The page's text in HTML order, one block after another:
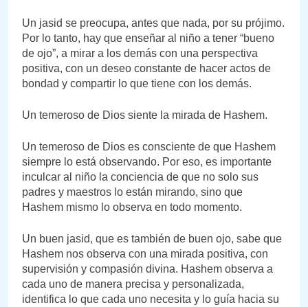
Un jasid se preocupa, antes que nada, por su prójimo.
Por lo tanto, hay que enseñar al niño a tener “bueno
de ojo”, a mirar a los demás con una perspectiva
positiva, con un deseo constante de hacer actos de
bondad y compartir lo que tiene con los demás.
Un temeroso de Dios siente la mirada de Hashem.
Un temeroso de Dios es consciente de que Hashem
siempre lo está observando. Por eso, es importante
inculcar al niño la conciencia de que no solo sus
padres y maestros lo están mirando, sino que
Hashem mismo lo observa en todo momento.
Un buen jasid, que es también de buen ojo, sabe que
Hashem nos observa con una mirada positiva, con
supervisión y compasión divina. Hashem observa a
cada uno de manera precisa y personalizada,
identifica lo que cada uno necesita y lo guía hacia su